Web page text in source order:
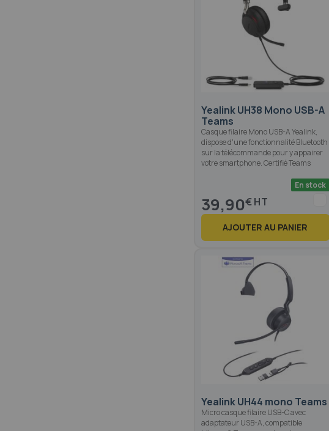
Yealink UH38 Mono USB-A
Teams
Casque filaire Mono USB-A Yealink,
dispose d'une fonctionnalité Bluetooth
sur la télécommande pour y appairer
votre smartphone. Certifié Teams
En stock
39,90€
AJOUTER AU PANIER
Yealink UH44 mono Teams
Micro casque filaire USB-C avec
adaptateur USB-A, compatible